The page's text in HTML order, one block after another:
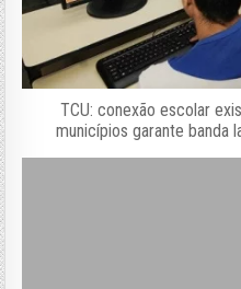
TCU: conexão escolar
municípios garante banda